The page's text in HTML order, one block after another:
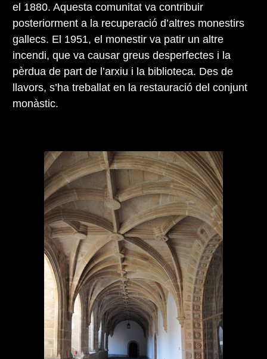
el 1880. Aquesta comunitat va contribuir
posteriorment a la recuperació d’altres monestirs
gallecs. El 1951, el monestir va patir un altre
incendi, que va causar greus desperfectes i la
pèrdua de part de l’arxiu i la biblioteca. Des de
llavors, s’ha treballat en la restauració del conjunt
monàstic.